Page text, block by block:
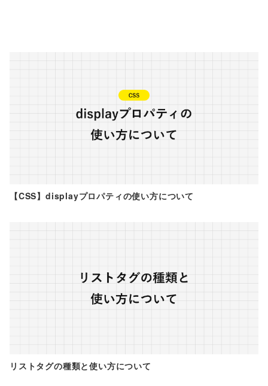
【CSS】displayプロパティの使い方について
リストタグの種類と使い方について